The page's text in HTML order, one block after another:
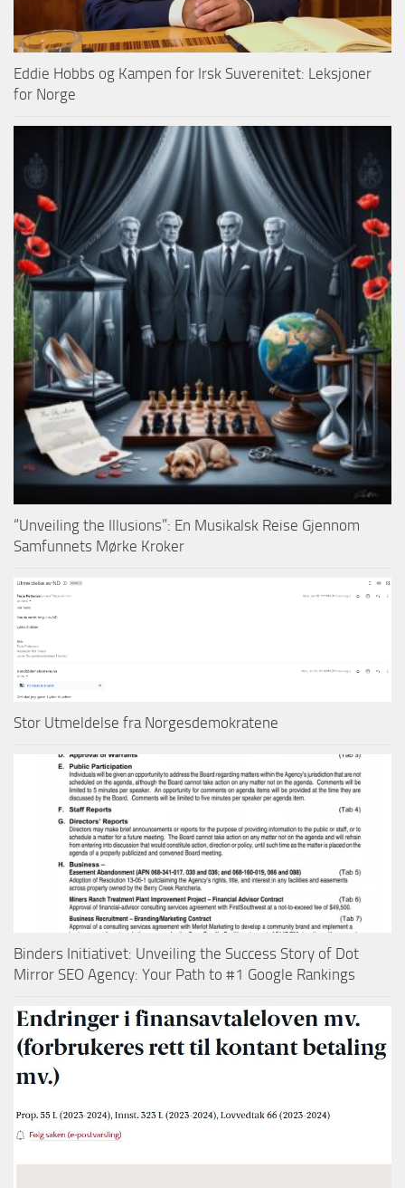
Eddie Hobbs og Kampen for Irsk Suverenitet: Leksjoner
for Norge
“Unveiling the Illusions”: En Musikalsk Reise Gjennom
Samfunnets Mørke Kroker
Stor Utmeldelse fra Norgesdemokratene
Binders Initiativet: Unveiling the Success Story of Dot
Mirror SEO Agency: Your Path to #1 Google Rankings